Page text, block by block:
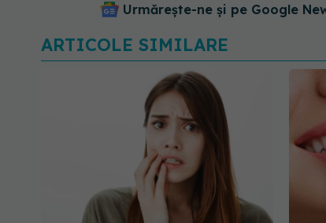
Urmărește-ne și pe Google
ARTICOLE SIMILARE